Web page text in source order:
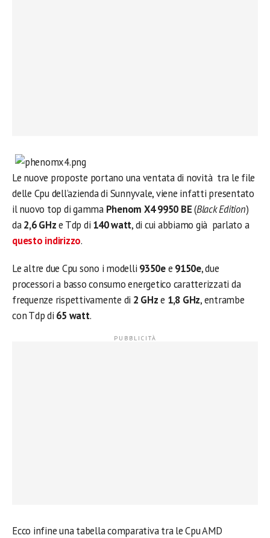
Le nuove proposte portano una ventata di novità tra le file
delle Cpu dell’azienda di Sunnyvale, viene infatti presentato
il nuovo top di gamma Phenom X4 9950 BE(Black Edition)
da2,6 GHze Tdp di 140 watt, di cui abbiamo già parlato a
questo indirizzo.
Le altre due Cpu sono i modelli 9350ee 9150e, due
processori a basso consumo energetico caratterizzati da
frequenze rispettivamente di 2 GHze 1,8 GHz, entrambe
con Tdp di 65 watt.
Ecco infine una tabella comparativa tra le Cpu AMD